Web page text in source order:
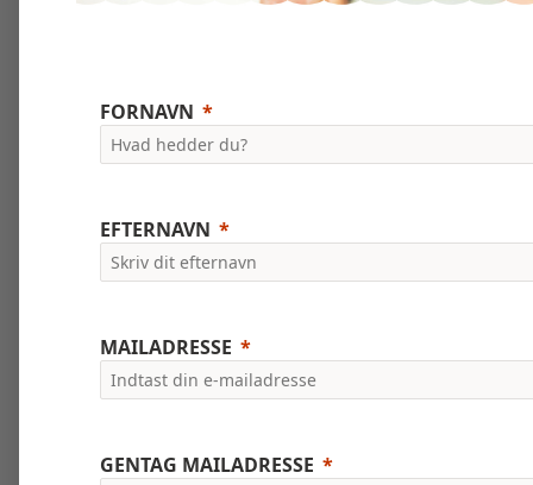
FORNAVN
EFTERNAVN
MAILADRESSE
GENTAG MAILADRESSE